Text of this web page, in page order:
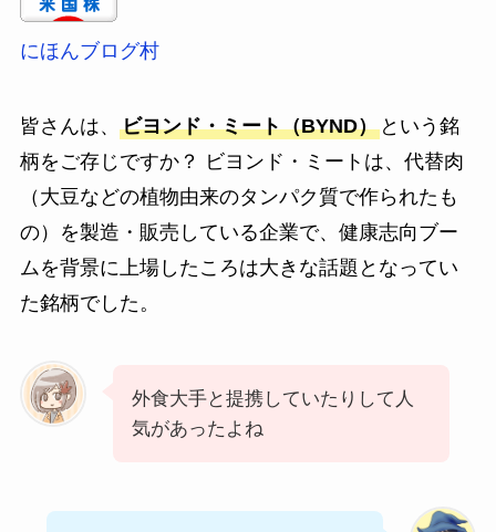
にほんブログ村
皆さんは、 ビヨンド・ミート（BYND）という銘
柄をご存じですか？ ビヨンド・ミートは、代替肉
（大豆などの植物由来のタンパク質で作られたも
の）を製造・販売している企業で、健康志向ブー
ムを背景に上場したころは大きな話題となってい
た銘柄でした。
外食大手と提携していたりして人
気があったよね